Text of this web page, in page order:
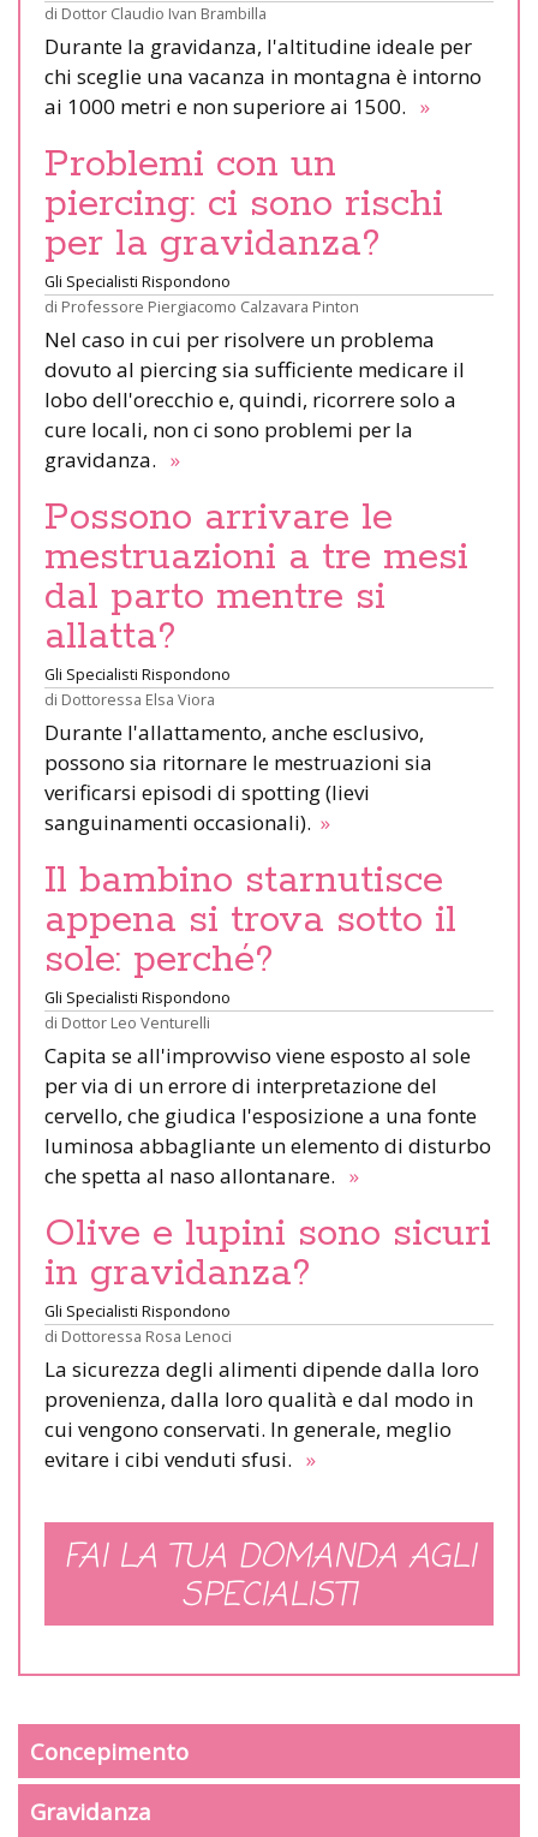
di Dottor Claudio Ivan Brambilla
Durante la gravidanza, l'altitudine ideale per
chi sceglie una vacanza in montagna è intorno
ai 1000 metri e non superiore ai 1500. »
Problemi con un
piercing: ci sono rischi
per la gravidanza?
Gli Specialisti Rispondono
di Professore Piergiacomo Calzavara Pinton
Nel caso in cui per risolvere un problema
dovuto al piercing sia sufficiente medicare il
lobo dell'orecchio e, quindi, ricorrere solo a
cure locali, non ci sono problemi per la
gravidanza. »
Possono arrivare le
mestruazioni a tre mesi
dal parto mentre si
allatta?
Gli Specialisti Rispondono
di Dottoressa Elsa Viora
Durante l'allattamento, anche esclusivo,
possono sia ritornare le mestruazioni sia
verificarsi episodi di spotting (lievi
sanguinamenti occasionali). »
Il bambino starnutisce
appena si trova sotto il
sole: perché?
Gli Specialisti Rispondono
di Dottor Leo Venturelli
Capita se all'improvviso viene esposto al sole
per via di un errore di interpretazione del
cervello, che giudica l'esposizione a una fonte
luminosa abbagliante un elemento di disturbo
che spetta al naso allontanare. »
Olive e lupini sono sicuri
in gravidanza?
Gli Specialisti Rispondono
di Dottoressa Rosa Lenoci
La sicurezza degli alimenti dipende dalla loro
provenienza, dalla loro qualità e dal modo in
cui vengono conservati. In generale, meglio
evitare i cibi venduti sfusi. »
FAI LA TUA DOMANDA AGLI
SPECIALISTI
Concepimento
Gravidanza